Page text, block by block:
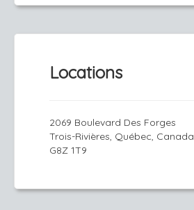
Locations
2069 Boulevard Des Forges
Trois-Rivières, Québec, Canada
G8Z 1T9